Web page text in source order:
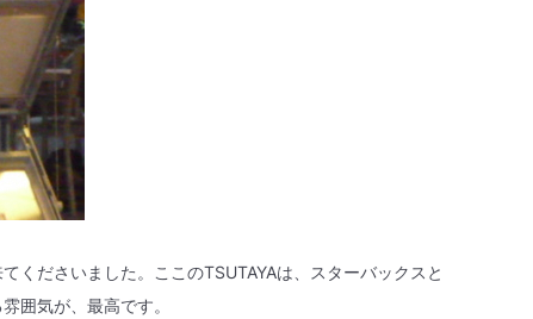
くださいました。ここのTSUTAYAは、スターバックスと
囲気が、最高です。